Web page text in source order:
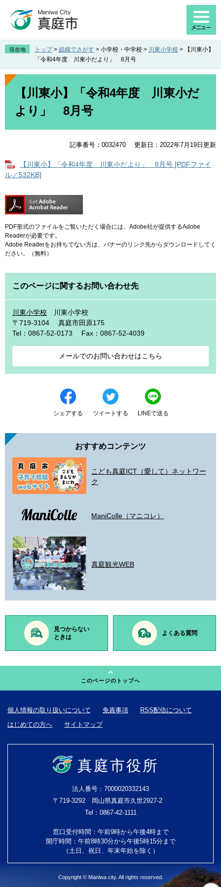
先
。
を
て
現在地 トップ > 組織でさがす > 小学校・中学校 > 川東小学校 >
【川東小】
「令和4年度 川東小だより」 8月号
本
【川東小】「令和4年度 川東小だ
より」 8月号
記事番号：0032470 更新日：2022年7月19日更新
【川東小】「令和4年度 川東小だより」 8月号 [PDFファイ
ル／532KB]
PDF形式のファイルをご覧いただく場合には、Adobe社が提供するAdobe
Readerが必要です。
Adobe Readerをお持ちでない方は、バナーのリンク先からダウンロードしてく
ださい。（無料）
このページに関するお問い合わせ先
川東小学校
川東小学校
〒719-3104
真庭市田原175
Tel：0867-52-0173
Fax：0867-52-4039
メールでのお問い合わせはこちら
シェアする ツイートする LINEで送る
おすすめコンテンツ
こども真庭ICT（愛して）ネットワー
ク
ManiColle（マニコレ）
真庭観光WEB
見つからない
ときは
よくある質問
このページのトップへ
個人情報の取り扱いについて 免責事項
RSS配信について
はじめての方へ
サイトマップ
真庭市役所
法人番号：7000020332143
〒719-3292 岡山県真庭市久世2927-2
Tel：0867-42-1111
窓口受付時間：午前9時から午後4時まで
開庁時間：午前8時30分から午後5時15分まで
（土日、祝日、年末年始を除く）
Copyright © Maniwa city. All rights reserved.